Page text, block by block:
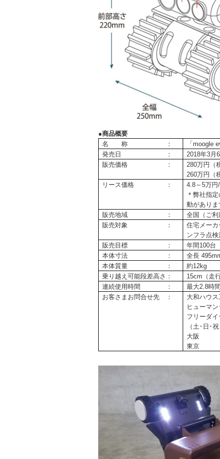
●商品概要
名 称 ：
「moogle
発売日 ：
2018年3月
販売価格 ：
280万円（
260万円（
リース価格 ：
4.8～5万
＊弊社指
動がありま
販売地域 ：
全国（ご
販売対象 ：
住宅メー
ンフラ点
販売目標 ：
年間100台
本体寸法 ：
全長
本体質量 ：
約12kg
乗り越え可能段差高さ：
15cm（走
連続使用時間 ：
最大2.8時
お客さまお問合せ先 ：
大和ハウ
ヒューマ
フリーダ
（土･日･
大阪 ：
東京 ：